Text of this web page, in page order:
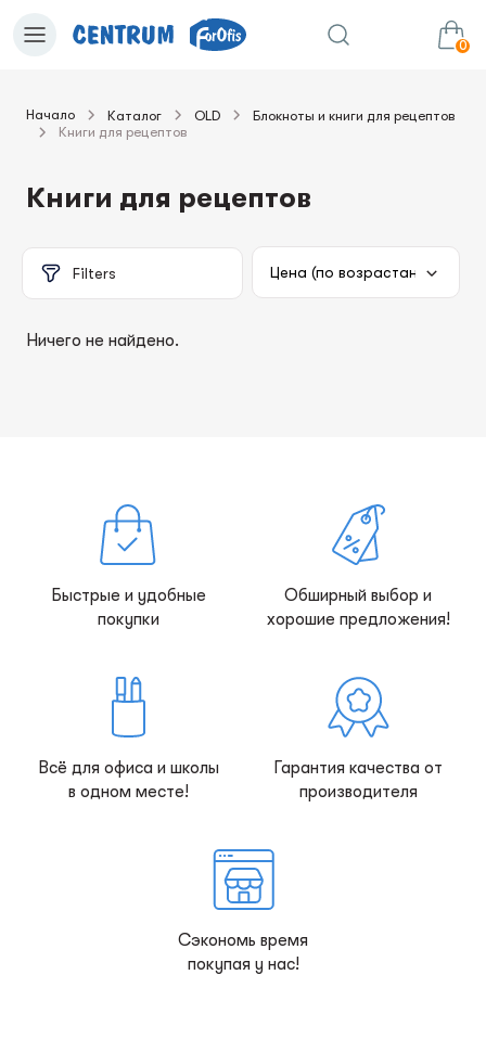
0
в корзину
Начало Каталог OLD
Блокноты и книги для рецептов
Книги для рецептов
Книги для рецептов
Filters
Ничего не найдено.
Быстрые и удобные
покупки
Обширный выбор и
хорошие предложения!
Всё для офиса и школы
в одном месте!
Гарантия качества от
производителя
Сэкономь время
покупая у нас!